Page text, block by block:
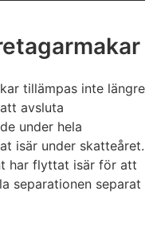
tillämpas inte längre
avsluta
under hela
isär under skatteåret.
har flyttat isär för att
separationen separat